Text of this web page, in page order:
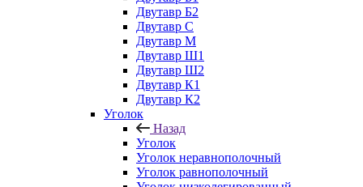
Двутавр Б2
Двутавр С
Двутавр М
Двутавр Ш1
Двутавр Ш2
Двутавр К1
Двутавр К2
Уголок
Назад
Уголок
Уголок неравнополочный
Уголок равнополочный